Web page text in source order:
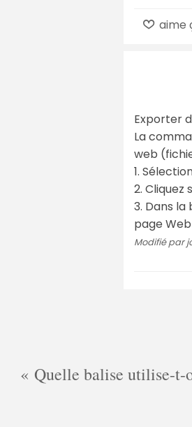
aime
Exporter
La
web
1.
2. Cliquez
3. Dans
page
Modifié par
Quelle balise utilise-t-